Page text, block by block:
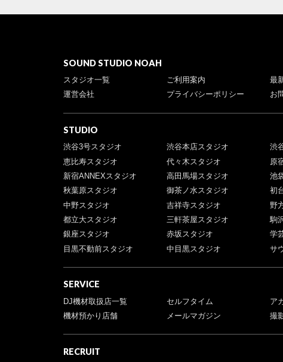
SOUND STUDIO NOAH
スタジオ一覧 ご利用案内
最
運営会社
プライバシーポリシー お
STUDIO
渋谷3号スタジオ 渋谷本店スタジオ
渋
恵比寿スタジオ
代々木スタジオ
原
新宿ANNEXスタジオ
高田馬場スタジオ
池
秋葉原スタジオ
御茶ノ水スタジオ
初
中野スタジオ
吉祥寺スタジオ
野
都立大スタジオ
三軒茶屋スタジオ
駒
銀座スタジオ
赤坂スタジオ
学
目黒不動前スタジオ
中目黒スタジオ サ
SERVICE
DJ機材取扱店一覧 セルフタイム
ア
機材預かり店舗
メールマガジン 撮
RECRUIT